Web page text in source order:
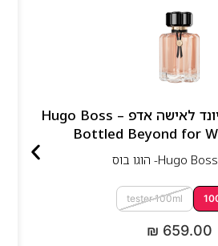
הוגו בוס בוטלד ביונד לאישה אדפ – Hugo Boss
Hugo Boss- הוגו בוס
tester 100ml
₪ 659.00